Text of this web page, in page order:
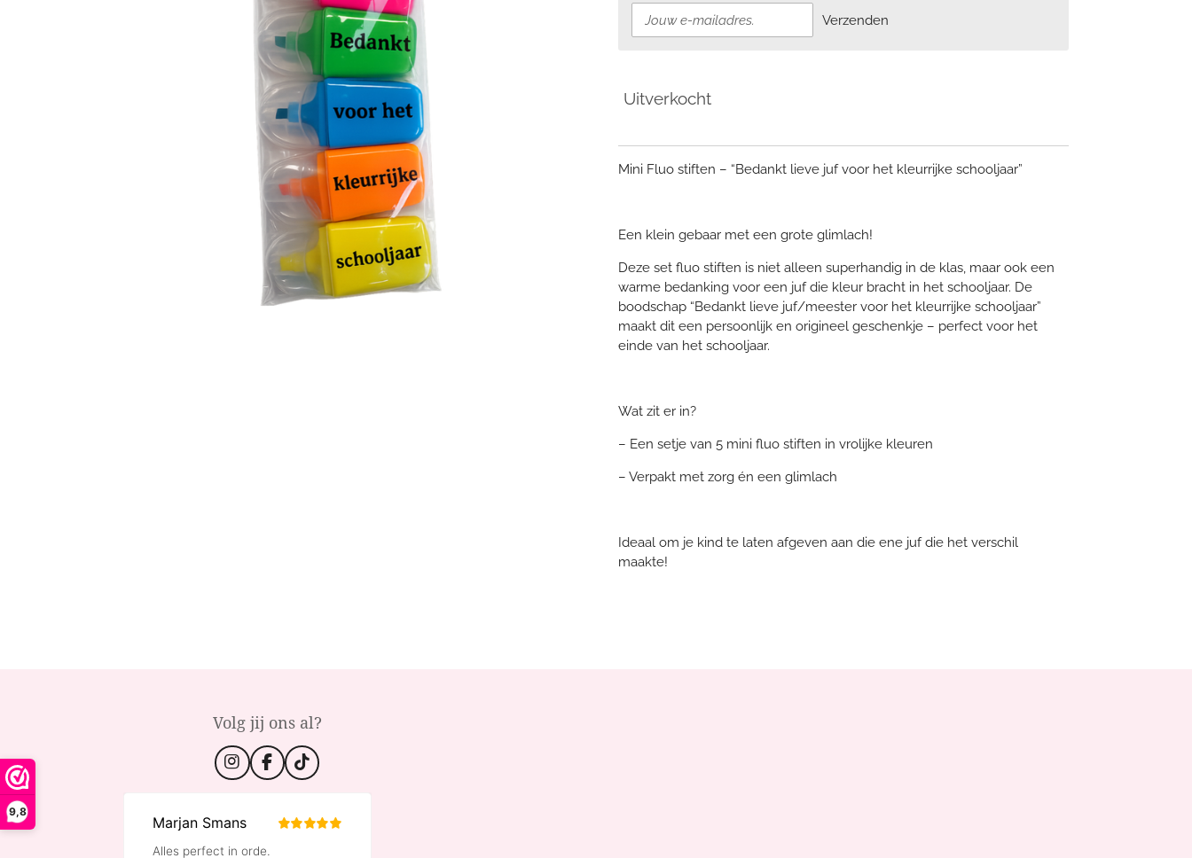
9,8
Verzenden
Uitverkocht
Mini Fluo stiften – “Bedankt lieve juf voor het kleurrijke schooljaar”
Een klein gebaar met een grote glimlach!
Deze set fluo stiften is niet alleen superhandig in de klas, maar ook een
warme bedanking voor een juf die kleur bracht in het schooljaar. De
boodschap “Bedankt lieve juf/meester voor het kleurrijke schooljaar”
maakt dit een persoonlijk en origineel geschenkje – perfect voor het
einde van het schooljaar.
Wat zit er in?
– Een setje van 5 mini fluo stiften in vrolijke kleuren
– Verpakt met zorg én een glimlach
Ideaal om je kind te laten afgeven aan die ene juf die het verschil
maakte!
Volg jij ons al?
I
n
t
a
g
F
a
o
T
i
T
o